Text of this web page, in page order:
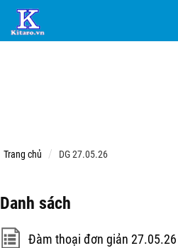
Trang chủ DG 27.05.26
Danh sách
Đàm thoại đơn giản 27.05.26